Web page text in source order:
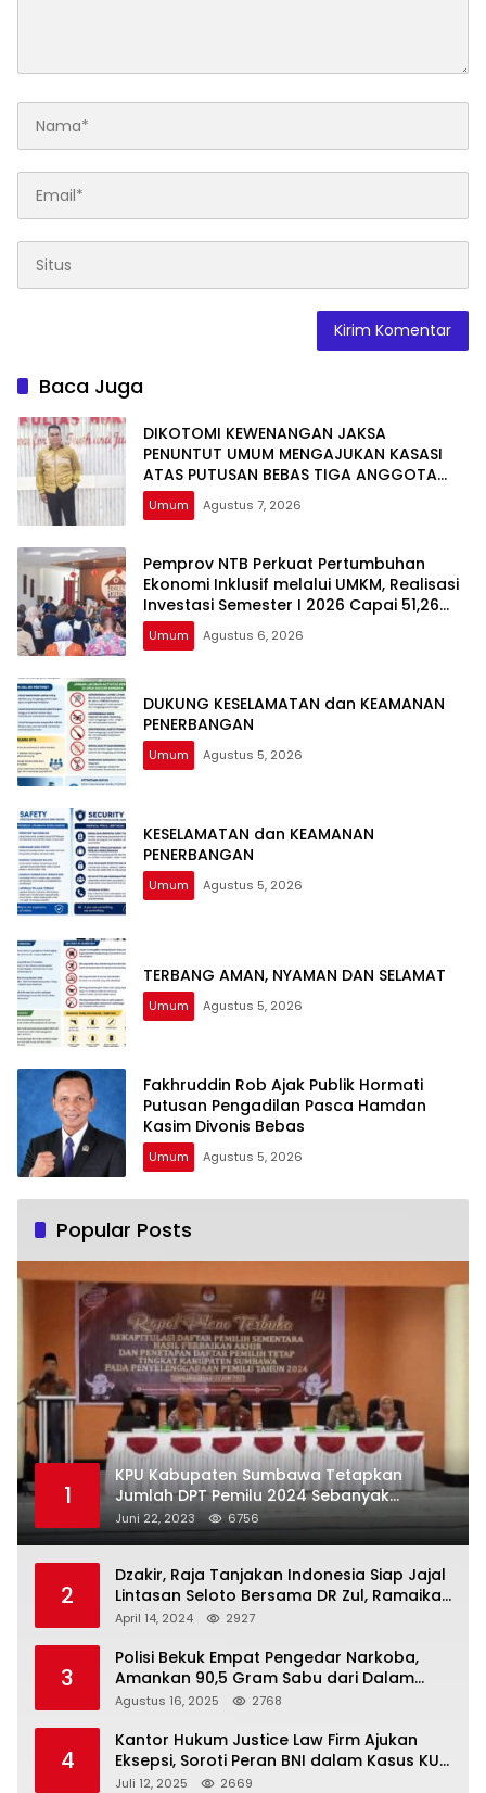
Baca Juga
DIKOTOMI KEWENANGAN JAKSA
PENUNTUT UMUM MENGAJUKAN KASASI
ATAS PUTUSAN BEBAS TIGA ANGGOTA
DPRD NTB DALAM PERKARA TINDAK PIDANA
GRATIFIKASI
Umum Agustus 7, 2026
Pemprov NTB Perkuat Pertumbuhan
Ekonomi Inklusif melalui UMKM, Realisasi
Investasi Semester I 2026 Capai 51,26
Persen
Umum Agustus 6, 2026
DUKUNG KESELAMATAN dan KEAMANAN
PENERBANGAN
Umum Agustus 5, 2026
KESELAMATAN dan KEAMANAN
PENERBANGAN
Umum Agustus 5, 2026
TERBANG AMAN, NYAMAN DAN SELAMAT
Umum Agustus 5, 2026
Fakhruddin Rob Ajak Publik Hormati
Putusan Pengadilan Pasca Hamdan
Kasim Divonis Bebas
Umum Agustus 5, 2026
Popular Posts
1
KPU Kabupaten Sumbawa Tetapkan
Jumlah DPT Pemilu 2024 Sebanyak
367.987 Pemilih
Juni 22, 2023 6756
2
Dzakir, Raja Tanjakan Indonesia Siap Jajal
Lintasan Seloto Bersama DR Zul, Ramaikan
Trabas JAS #2 KSB
April 14, 2024 2927
3
Polisi Bekuk Empat Pengedar Narkoba,
Amankan 90,5 Gram Sabu dari Dalam
Mobil
Agustus 16, 2025 2768
4
Kantor Hukum Justice Law Firm Ajukan
Eksepsi, Soroti Peran BNI dalam Kasus KUR
Bawang Merah KCP Woha
Juli 12, 2025 2669